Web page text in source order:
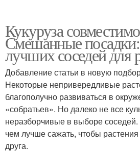
Кукуруза
Смешанные
лучших соседей для
Добавление статьи в новую
Некоторые непривередливые
благополучно развиваться в
«собратьев». Но далеко не все
неразборчивые в выборе
чем лучше сажать, чтобы растения
друга.